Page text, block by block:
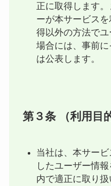
正に取得します
ーが本サービス
得以外の方法で
場合には、事前
は公表します。
第３条 （利用目
当社は、本サー
したユーザー情
内で適正に取り